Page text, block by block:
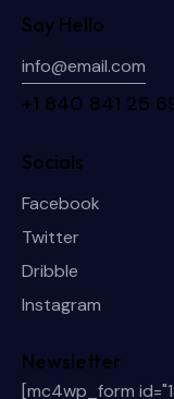
Say Hello
info@email.com
+1 840 841 25
Socials
Facebook
Twitter
Dribble
Instagram
Newsletter
[mc4wp_form